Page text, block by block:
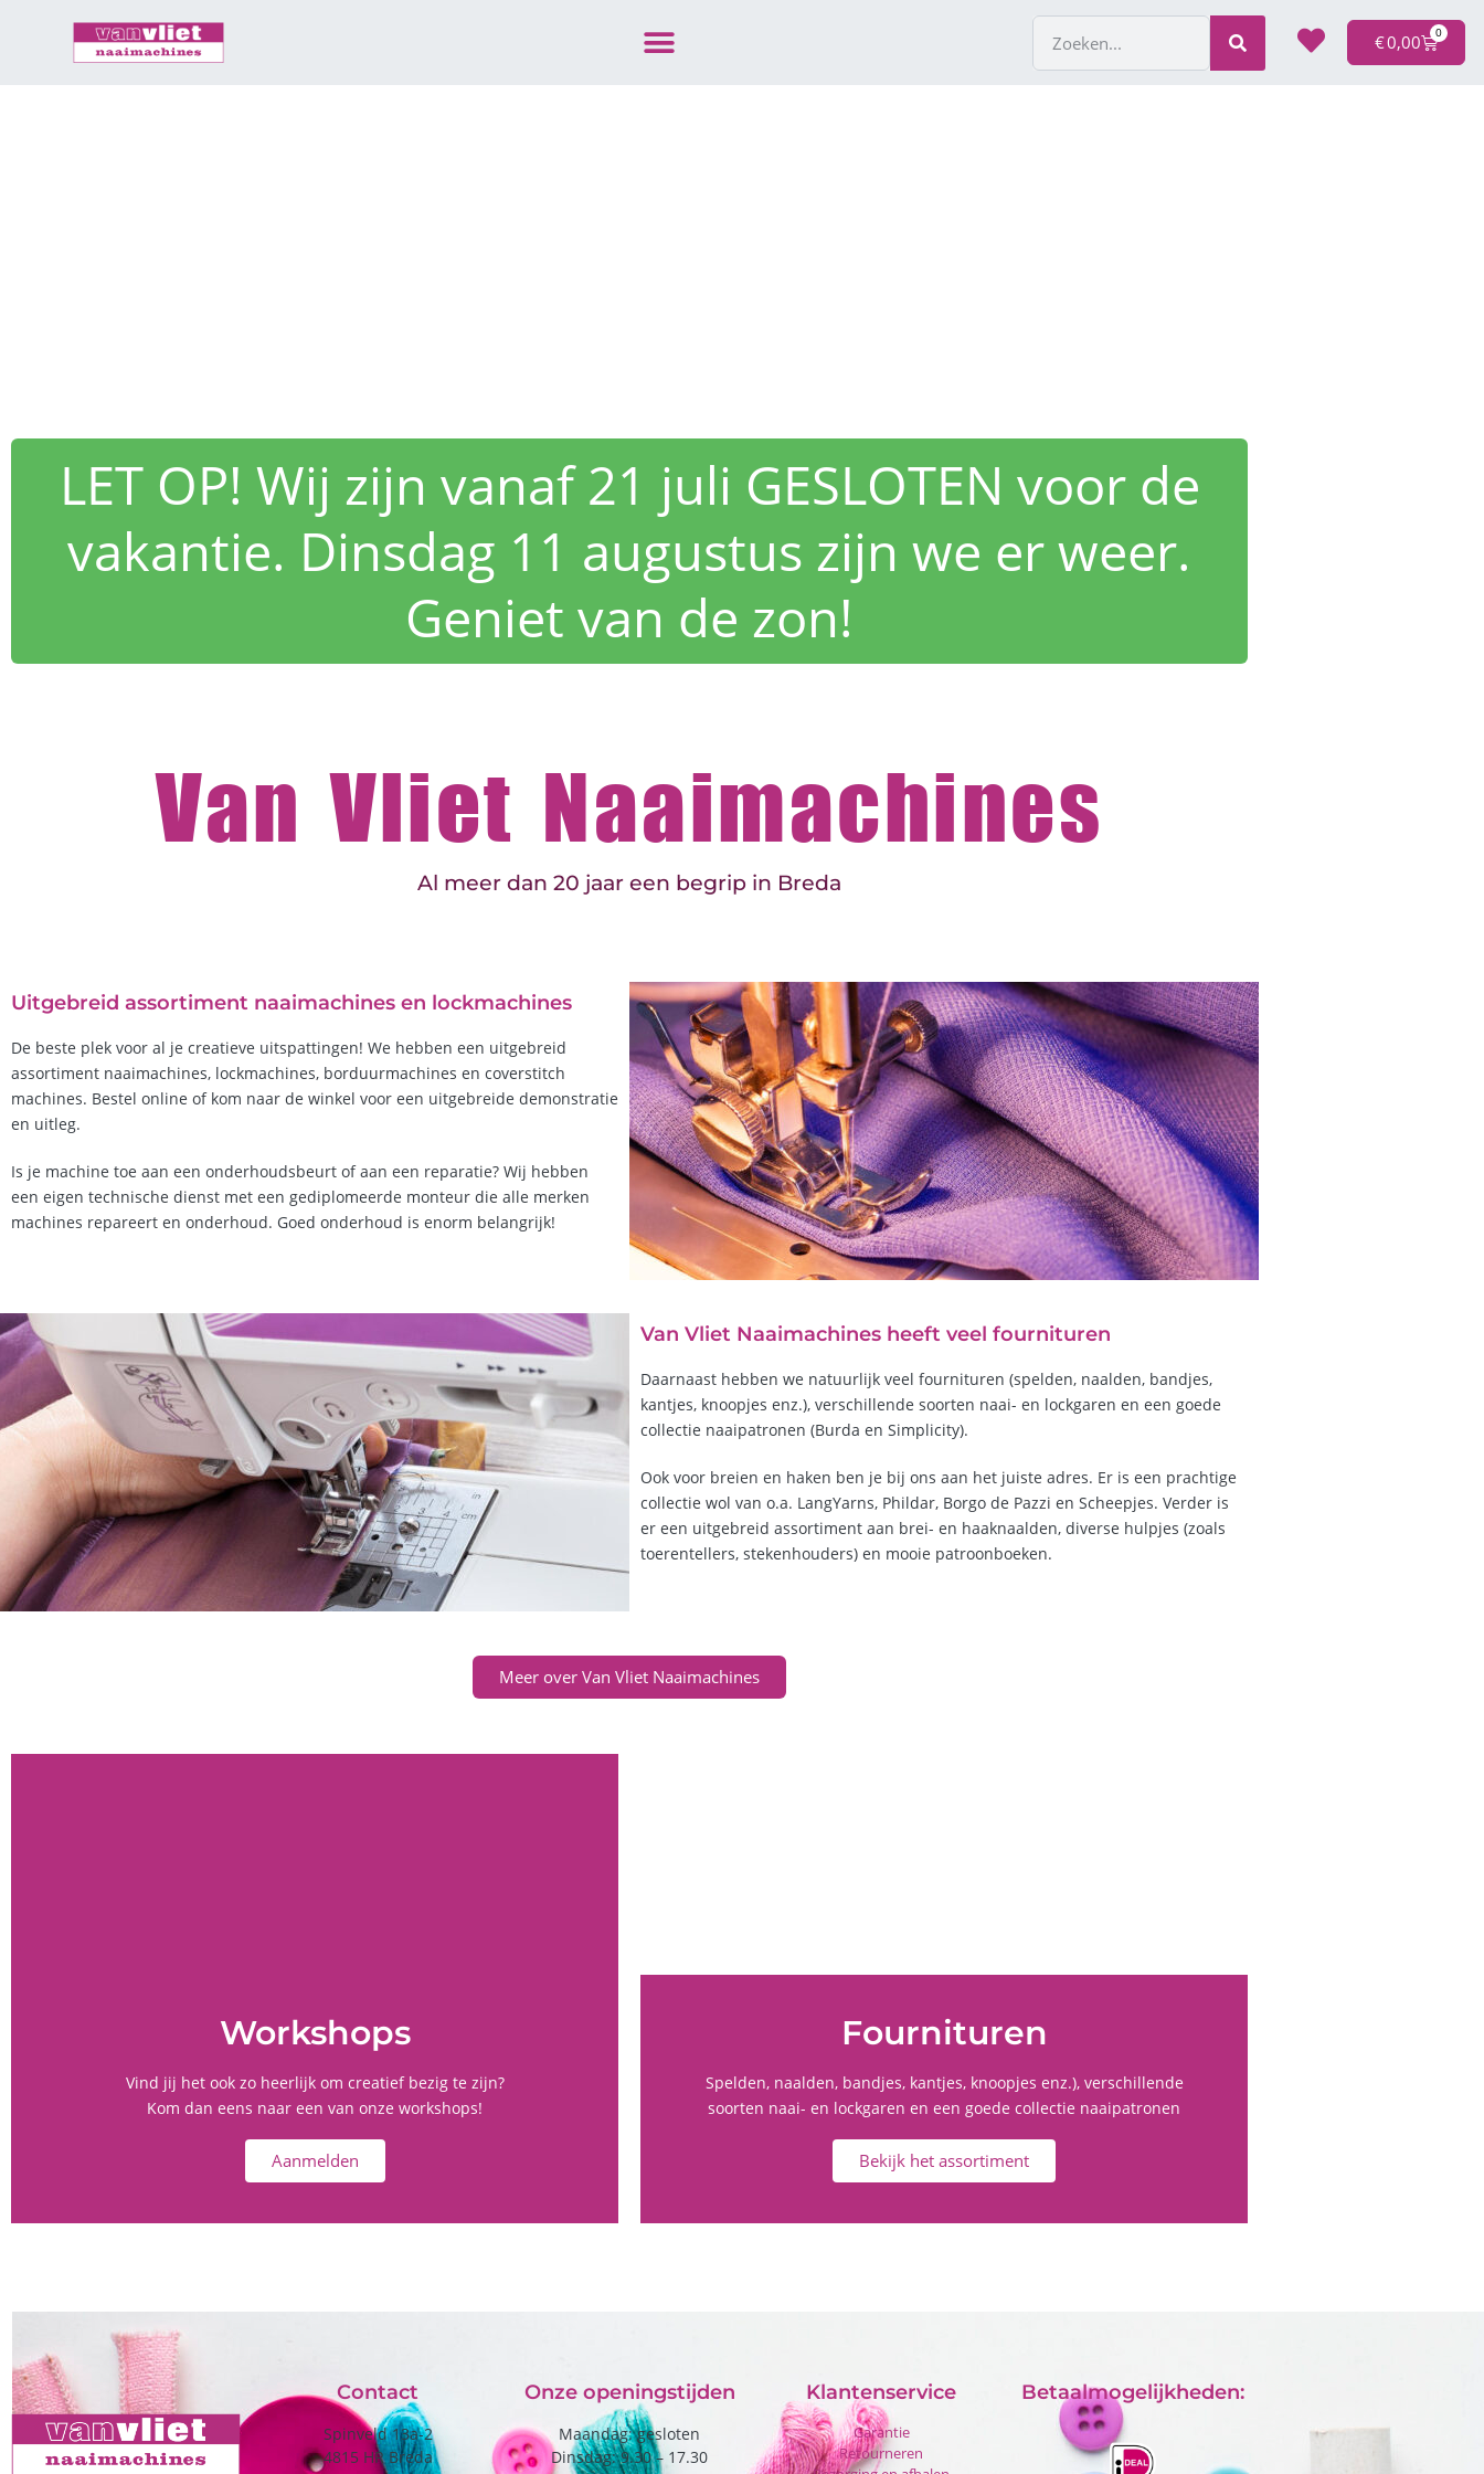
€0,00 0
LET OP! Wij zijn vanaf 21 juli GESLOTEN voor de
vakantie. Dinsdag 11 augustus zijn we er weer.
Geniet van de zon!
Van Vliet Naaimachines
Al meer dan 20 jaar een begrip in Breda
Uitgebreid assortiment naaimachines en lockmachines
De beste plek voor al je creatieve uitspattingen! We hebben een uitgebreid
assortiment naaimachines, lockmachines, borduurmachines en coverstitch
machines. Bestel online of kom naar de winkel voor een uitgebreide demonstratie
en uitleg.
Is je machine toe aan een onderhoudsbeurt of aan een reparatie? Wij hebben
een eigen technische dienst met een gediplomeerde monteur die alle merken
machines repareert en onderhoud. Goed onderhoud is enorm belangrijk!
Van Vliet Naaimachines heeft veel fournituren
Daarnaast hebben we natuurlijk veel fournituren (spelden, naalden, bandjes,
kantjes, knoopjes enz.), verschillende soorten naai- en lockgaren en een goede
collectie naaipatronen (Burda en Simplicity).
Ook voor breien en haken ben je bij ons aan het juiste adres. Er is een prachtige
collectie wol van o.a. LangYarns, Phildar, Borgo de Pazzi en Scheepjes. Verder is
er een uitgebreid assortiment aan brei- en haaknaalden, diverse hulpjes (zoals
toerentellers, stekenhouders) en mooie patroonboeken.
Meer over Van Vliet Naaimachines
Workshops
Vind jij het ook zo heerlijk om creatief bezig te zijn?
Kom dan eens naar een van onze workshops!
Aanmelden
Fournituren
Spelden, naalden, bandjes, kantjes, knoopjes enz.), verschillende
soorten naai- en lockgaren en een goede collectie naaipatronen
Bekijk het assortiment
Contact
Spinveld 13a-2
4815 HR Breda
Onze openingstijden
Maandag: gesloten
Dinsdag: 9.30 – 17.30
Klantenservice
Garantie
Retourneren
Betaalmogelijkheden: